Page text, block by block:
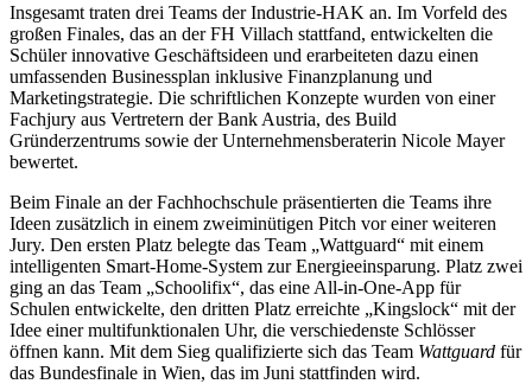
Insgesamt traten drei Teams der Industrie-HAK an. Im Vorfeld des
großen Finales, das an der FH Villach stattfand, entwickelten die
Schüler innovative Geschäftsideen und erarbeiteten dazu einen
umfassenden Businessplan inklusive Finanzplanung und
Marketingstrategie. Die schriftlichen Konzepte wurden von einer
Fachjury aus Vertretern der Bank Austria, des Build
Gründerzentrums sowie der Unternehmensberaterin Nicole Mayer
bewertet.
Beim Finale an der Fachhochschule präsentierten die Teams ihre
Ideen zusätzlich in einem zweiminütigen Pitch vor einer weiteren
Jury. Den ersten Platz belegte das Team „Wattguard“ mit einem
intelligenten Smart-Home-System zur Energieeinsparung. Platz zwei
ging an das Team „Schoolifix“, das eine All-in-One-App für
Schulen entwickelte, den dritten Platz erreichte „Kingslock“ mit der
Idee einer multifunktionalen Uhr, die verschiedenste Schlösser
öffnen kann. Mit dem Sieg qualifizierte sich das Team Wattguard für
das Bundesfinale in Wien, das im Juni stattfinden wird.